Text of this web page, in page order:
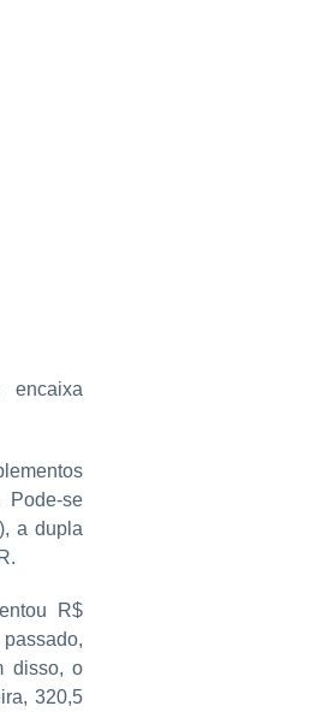
encaixa
Pode-se
a dupla
R$
disso, o
320,5